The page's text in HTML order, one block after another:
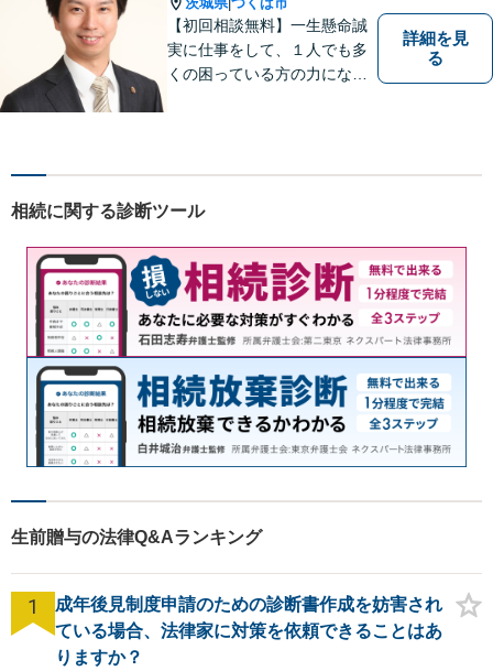
【初回相談無料】一生懸命誠
実に仕事をして、１人でも多
くの困っている方の力にな
事案かどうかも含め、私が親
ぜひご相談ください。
詳細を見
る
相続に関する診断ツール
生前贈与の法律Q&Aランキング
1
成年後見制度申請のための診断書作成を妨害され
ている場合、法律家に対策を依頼できることはあ
りますか？